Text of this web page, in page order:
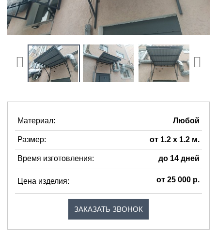
Материал: Любой
Размер: от 1.2 х 1.2 м.
Время изготовления: до 14 дней
Цена изделия: от 25 000 р.
ЗАКАЗАТЬ ЗВОНОК